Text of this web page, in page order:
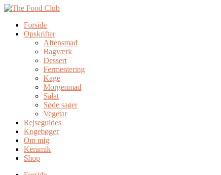
Forside
Opskrifter
Aftensmad
Bagværk
Dessert
Fermentering
Kage
Morgenmad
Salat
Søde sager
Vegetar
Rejseguides
Kogebøger
Om mig
Keramik
Shop